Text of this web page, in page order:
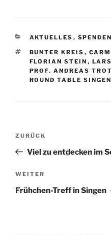
KATEGORIEN
AKTUELLES , SPENDEN
SCHLAGWÖRTER
BUNTER KREIS ,
FLORIAN STEIN ,
PROF. ANDREAS
ROUND TABLE SINGEN
Beitragsnavigation
Vorheriger
Beitrag
ZURÜCK
Viel zu entdecken im
Nächster
Beitrag
WEITER
Frühchen-Treff in Singen